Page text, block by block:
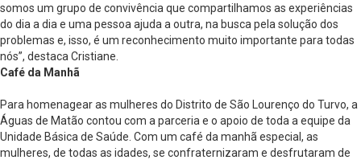
somos um grupo de convivência que compartilhamos as experiências
do dia a dia e uma pessoa ajuda a outra, na busca pela solução dos
problemas e, isso, é um reconhecimento muito importante para todas
nós”, destaca Cristiane.
Café da Manhã
Para homenagear as mulheres do Distrito de São Lourenço do Turvo, a
Águas de Matão contou com a parceria e o apoio de toda a equipe da
Unidade Básica de Saúde. Com um café da manhã especial, as
mulheres, de todas as idades, se confraternizaram e desfrutaram de